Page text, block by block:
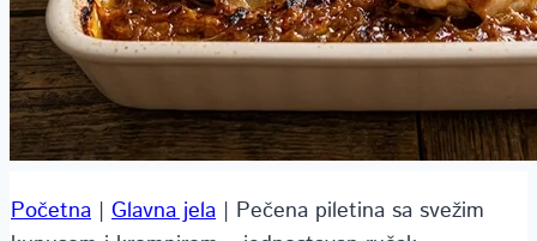
Početna | Glavna jela | Pečena piletina sa svežim